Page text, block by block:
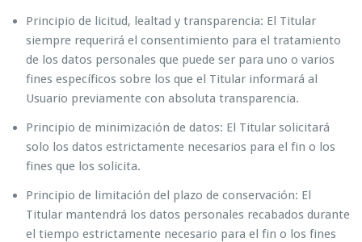
Principio de licitud, lealtad y transparencia: El Titular
siempre requerirá el consentimiento para el tratamiento
de los datos personales que puede ser para uno o varios
fines específicos sobre los que el Titular informará al
Usuario previamente con absoluta transparencia.
Principio de minimización de datos: El Titular solicitará
solo los datos estrictamente necesarios para el fin o los
fines que los solicita.
Principio de limitación del plazo de conservación: El
Titular mantendrá los datos personales recabados durante
el tiempo estrictamente necesario para el fin o los fines